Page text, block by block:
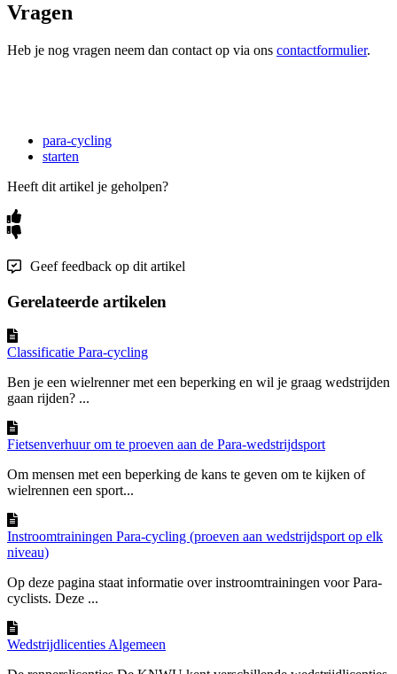
Vragen
Heb je nog vragen neem dan contact op via ons contactformulier.
para-cycling
starten
Heeft dit artikel je geholpen?
Geef feedback op dit artikel
Gerelateerde artikelen
Classificatie Para-cycling
Ben je een wielrenner met een beperking en wil je graag wedstrijden
gaan rijden? ...
Fietsenverhuur om te proeven aan de Para-wedstrijdsport
Om mensen met een beperking de kans te geven om te kijken of
wielrennen een sport...
Instroomtrainingen Para-cycling (proeven aan wedstrijdsport op elk
niveau)
Op deze pagina staat informatie over instroomtrainingen voor Para-
cyclists. Deze ...
Wedstrijdlicenties Algemeen